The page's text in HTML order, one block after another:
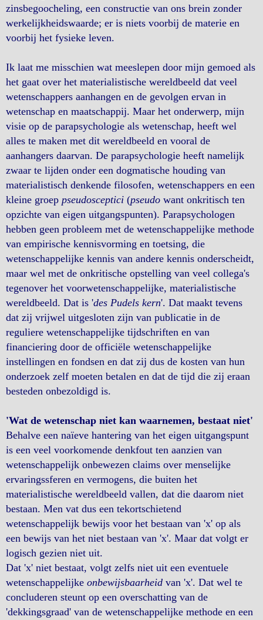
zinsbegoocheling, een constructie van ons brein zonder
werkelijkheidswaarde; er is niets voorbij de materie en
voorbij het fysieke leven.
Ik laat me misschien wat meeslepen door mijn gemoed als
het gaat over het materialistische wereldbeeld dat veel
wetenschappers aanhangen en de gevolgen ervan in
wetenschap en maatschappij. Maar het onderwerp, mijn
visie op de parapsychologie als wetenschap, heeft wel
alles te maken met dit wereldbeeld en vooral de
aanhangers daarvan. De parapsychologie heeft namelijk
zwaar te lijden onder een dogmatische houding van
materialistisch denkende filosofen, wetenschappers en een
kleine groep pseudosceptici (pseudo want onkritisch ten
opzichte van eigen uitgangspunten). Parapsychologen
hebben geen probleem met de wetenschappelijke methode
van empirische kennisvorming en toetsing, die
wetenschappelijke kennis van andere kennis onderscheidt,
maar wel met de onkritische opstelling van veel collega's
tegenover het voorwetenschappelijke, materialistische
wereldbeeld. Dat is 'des Pudels kern'. Dat maakt tevens
dat zij vrijwel uitgesloten zijn van publicatie in de
reguliere wetenschappelijke tijdschriften en van
financiering door de officiële wetenschappelijke
instellingen en fondsen en dat zij dus de kosten van hun
onderzoek zelf moeten betalen en dat de tijd die zij eraan
besteden onbezoldigd is.
'Wat de wetenschap niet kan waarnemen, bestaat niet'
Behalve een naïeve hantering van het eigen uitgangspunt
is een veel voorkomende denkfout ten aanzien van
wetenschappelijk onbewezen claims over menselijke
ervaringssferen en vermogens, die buiten het
materialistische wereldbeeld vallen, dat die daarom niet
bestaan. Men vat dus een tekortschietend
wetenschappelijk bewijs voor het bestaan van 'x' op als
een bewijs van het niet bestaan van 'x'. Maar dat volgt er
logisch gezien niet uit.
Dat 'x' niet bestaat, volgt zelfs niet uit een eventuele
wetenschappelijke onbewijsbaarheid van 'x'. Dat wel te
concluderen steunt op een overschatting van de
'dekkingsgraad' van de wetenschappelijke methode en een